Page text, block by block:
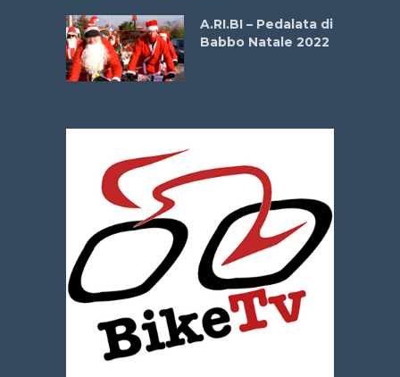
A.RI.BI – Pedalata di
Babbo Natale 2022